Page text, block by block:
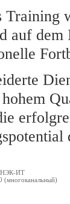
Training
auf
ИТ
(многоканальный)